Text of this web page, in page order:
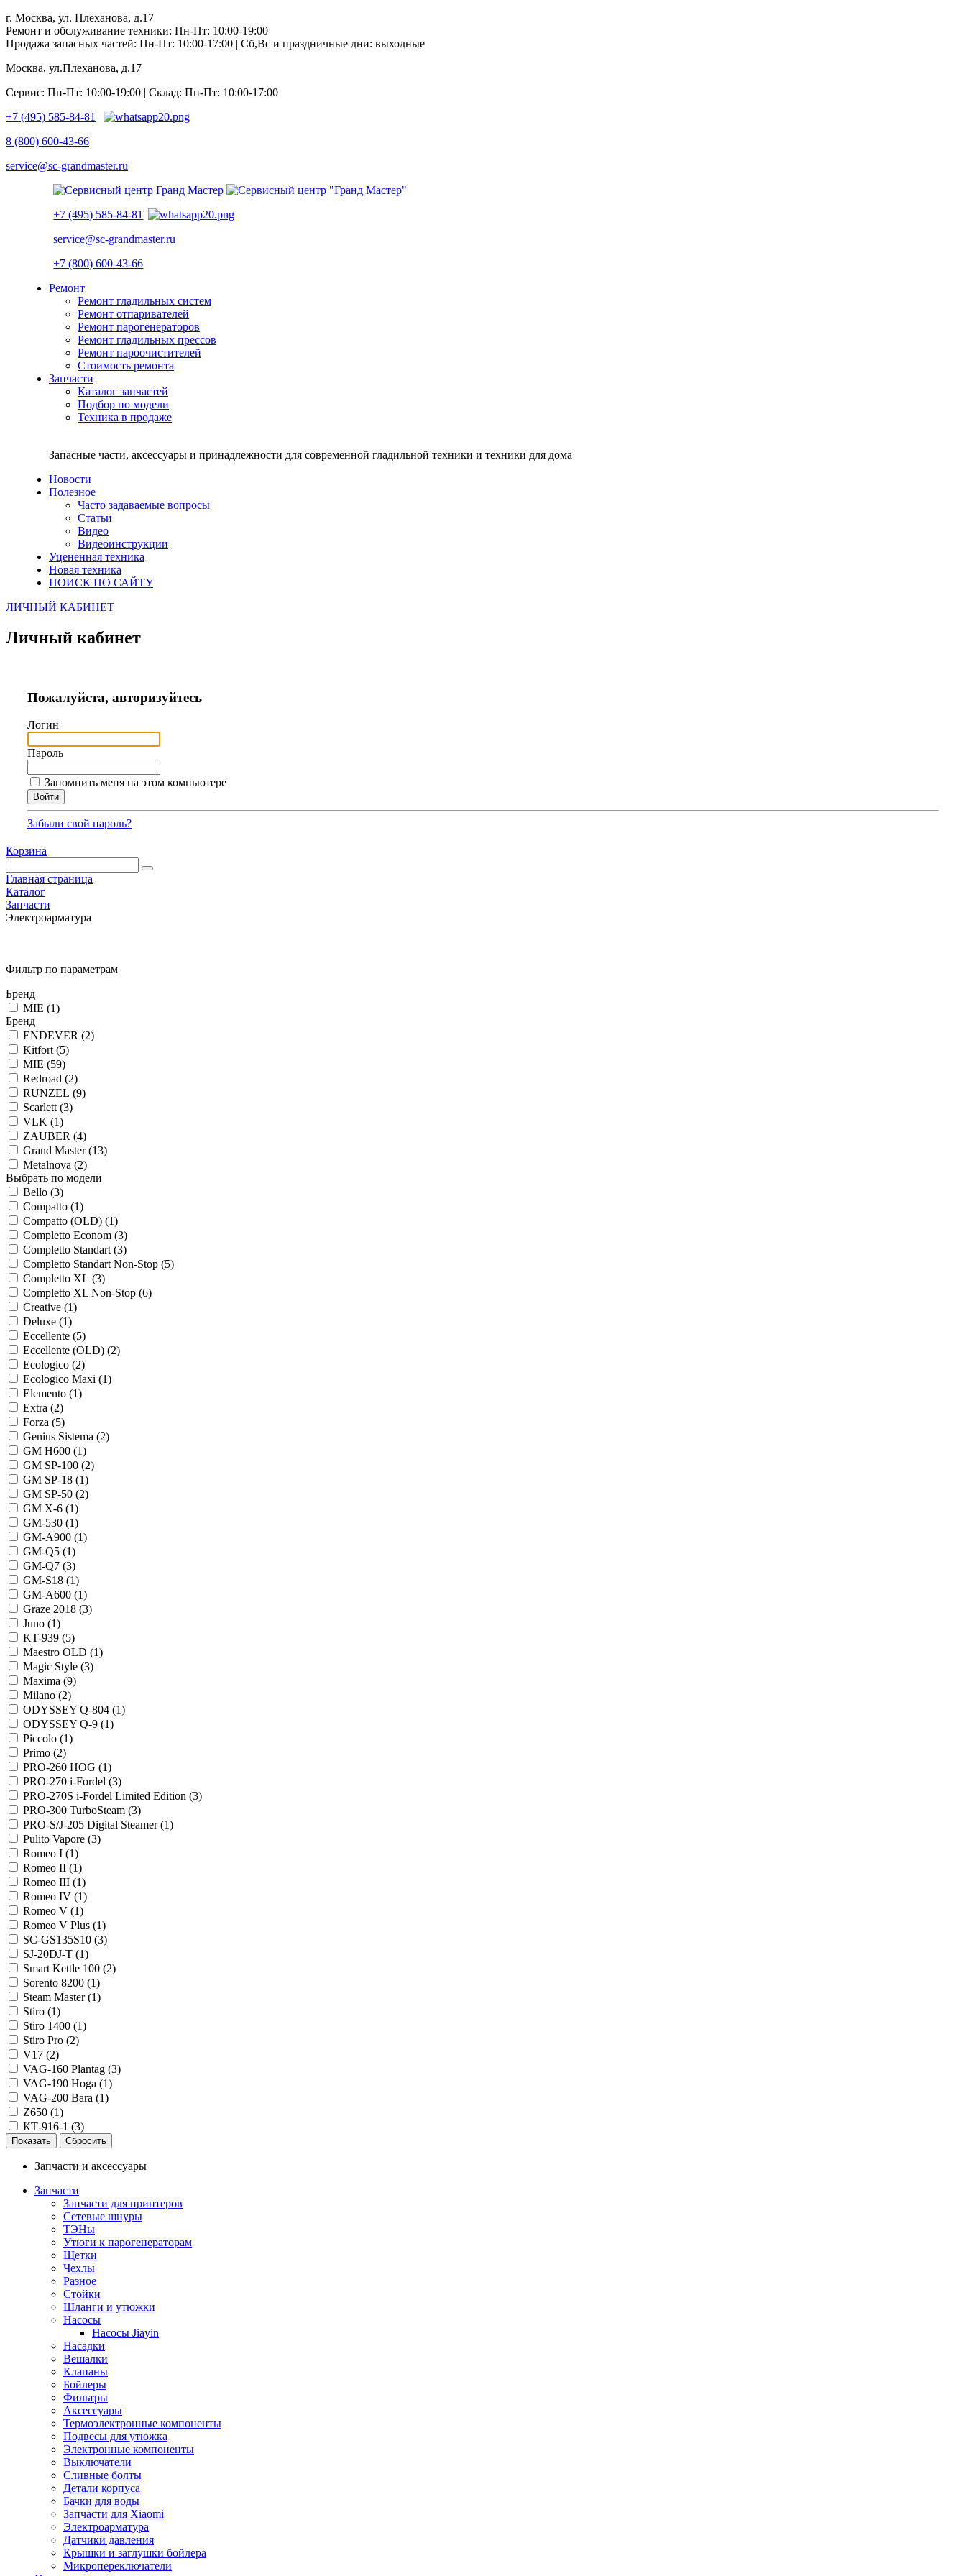
г. Москва, ул. Плеханова, д.17
Ремонт и обслуживание техники: Пн-Пт: 10:00-19:00
Продажа запасных частей: Пн-Пт: 10:00-17:00 | Сб,Вс и праздничные дни: выходные
Москва, ул.Плеханова, д.17
Сервис: Пн-Пт: 10:00-19:00 | Склад: Пн-Пт: 10:00-17:00
+7 (495) 585-84-81
8 (800) 600-43-66
service@sc-grandmaster.ru
+7 (495) 585-84-81
service@sc-grandmaster.ru
+7 (800) 600-43-66
Ремонт
Ремонт гладильных систем
Ремонт отпаривателей
Ремонт парогенераторов
Ремонт гладильных прессов
Ремонт пароочистителей
Стоимость ремонта
Запчасти
Каталог запчастей
Подбор по модели
Техника в продаже
Запасные части, аксессуары и принадлежности для современной гладильной техники и техники для дома
Новости
Полезное
Часто задаваемые вопросы
Статьи
Видео
Видеоинструкции
Уцененная техника
Новая техника
ПОИСК ПО САЙТУ
ЛИЧНЫЙ КАБИНЕТ
Личный кабинет
Пожалуйста, авторизуйтесь
Логин
Пароль
Запомнить меня на этом компьютере
Забыли свой пароль?
Корзина
Главная страница
Каталог
Запчасти
Электроарматура
Фильтр по параметрам
Бренд
MIE (1)
Бренд
ENDEVER (2)
Kitfort (5)
MIE (59)
Redroad (2)
RUNZEL (9)
Scarlett (3)
VLK (1)
ZAUBER (4)
Grand Master (13)
Metalnova (2)
Выбрать по модели
Bello (3)
Compatto (1)
Compatto (OLD) (1)
Completto Econom (3)
Completto Standart (3)
Completto Standart Non-Stop (5)
Completto XL (3)
Completto XL Non-Stop (6)
Creative (1)
Deluxe (1)
Eccellente (5)
Eccellente (OLD) (2)
Ecologico (2)
Ecologico Maxi (1)
Elemento (1)
Extra (2)
Forza (5)
Genius Sistema (2)
GM H600 (1)
GM SP-100 (2)
GM SP-18 (1)
GM SP-50 (2)
GM X-6 (1)
GM-530 (1)
GM-A900 (1)
GM-Q5 (1)
GM-Q7 (3)
GM-S18 (1)
GM-А600 (1)
Graze 2018 (3)
Juno (1)
KT-939 (5)
Maestro OLD (1)
Magic Style (3)
Maxima (9)
Milano (2)
ODYSSEY Q-804 (1)
ODYSSEY Q-9 (1)
Piccolo (1)
Primo (2)
PRO-260 HOG (1)
PRO-270 i-Fordel (3)
PRO-270S i-Fordel Limited Edition (3)
PRO-300 TurboSteam (3)
PRO-S/J-205 Digital Steamer (1)
Pulito Vapore (3)
Romeo I (1)
Romeo II (1)
Romeo III (1)
Romeo IV (1)
Romeo V (1)
Romeo V Plus (1)
SC-GS135S10 (3)
SJ-20DJ-T (1)
Smart Kettle 100 (2)
Sorento 8200 (1)
Steam Master (1)
Stiro (1)
Stiro 1400 (1)
Stiro Pro (2)
V17 (2)
VAG-160 Plantag (3)
VAG-190 Hoga (1)
VAG-200 Bara (1)
Z650 (1)
КТ-916-1 (3)
Запчасти и аксессуары
Запчасти
Запчасти для принтеров
Сетевые шнуры
ТЭНы
Утюги к парогенераторам
Щетки
Чехлы
Разное
Стойки
Шланги и утюжки
Насосы
Насосы Jiayin
Насадки
Вешалки
Клапаны
Бойлеры
Фильтры
Аксессуары
Термоэлектронные компоненты
Подвесы для утюжка
Электронные компоненты
Выключатели
Сливные болты
Детали корпуса
Бачки для воды
Запчасти для Xiaomi
Электроарматура
Датчики давления
Крышки и заглушки бойлера
Микропереключатели